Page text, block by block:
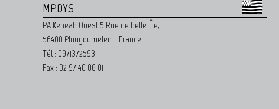
MPDYS
PA Keneah Ouest 5 Rue de belle-Île,
56400 Plougoumelen - France
Tél : 0971372593
Fax : 02 97 40 06 01